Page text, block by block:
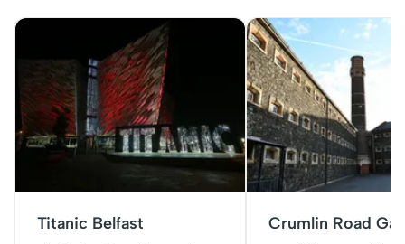
Titanic Belfast Crumlin Road